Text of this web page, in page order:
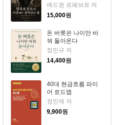
에드윈 르페브르 저
15,000원
돈 버릇은 나이만 바
꿔 돌아온다
정민규 저
14,400원
40대 현금흐름 파이
어 로드맵
정민제 저
9,900원